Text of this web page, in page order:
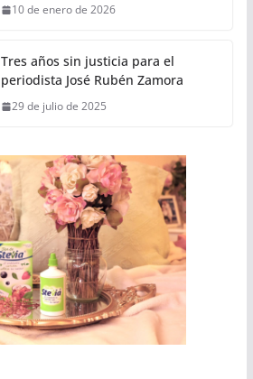
10 de enero de 2026
Tres años sin justicia para el
periodista José Rubén Zamora
29 de julio de 2025